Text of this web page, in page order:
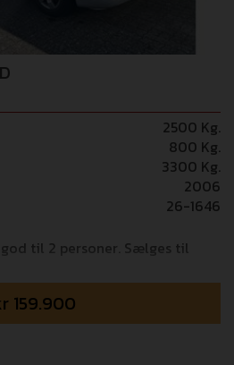
batteri,
lås Vi tager forbehol for
2500 Kg.
800 Kg.
3300 Kg.
2006
26-1646
til 2 personer. Sælges til
159.900